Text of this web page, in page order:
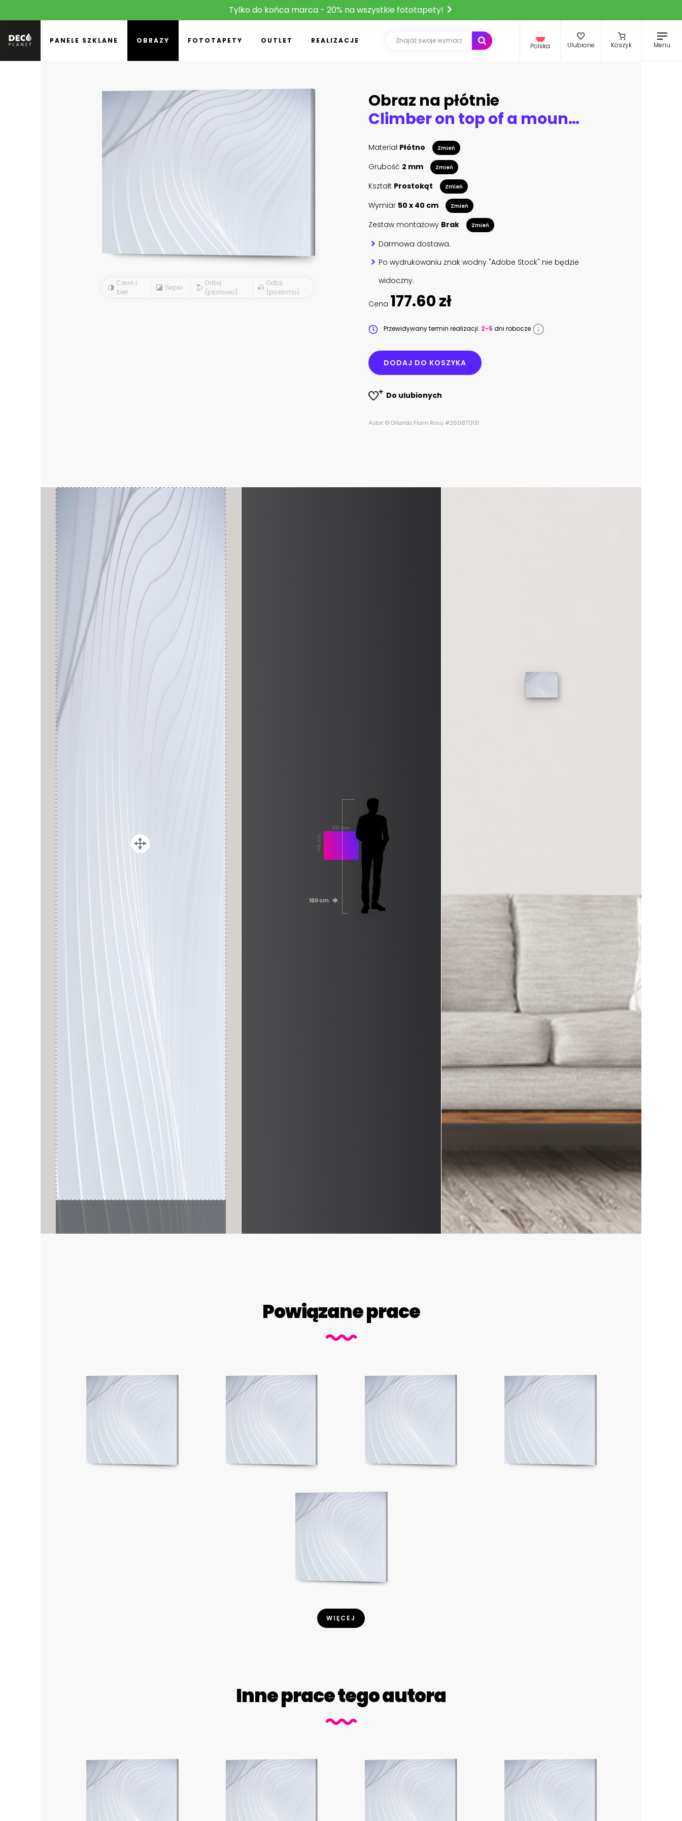
Tylko do końca marca - 20% na wszystkie fototapety!
PANELE SZKLANE OBRAZY FOTOTAPETY OUTLET REALIZACJE
Polska Ulubione Koszyk Menu
Czerń i
biel
Sepia
Odbij
(pionowo)
Odbij
(poziomo)
Obraz na płótnie
Climber on top of a mountain
Materiał Płótno Zmień
Grubość 2 mm Zmień
Kształt Prostokąt Zmień
Wymiar 50 x 40 cm Zmień
Zestaw montażowy Brak Zmień
Darmowa dostawa.
Po wydrukowaniu znak wodny "Adobe Stock" nie będzie
widoczny.
Cena 177.60 zł
Przewidywany termin realizacji: 2-5 dni robocze
DODAJ DO KOSZYKA
Do ulubionych
Autor: © Orlando Florin Rosu #269870131
50 cm
40 cm
Powiązane prace
WIĘCEJ
Inne prace tego autora